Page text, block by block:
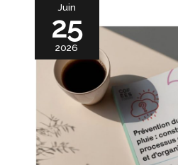
Juin
25
2026